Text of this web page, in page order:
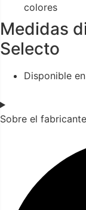
colores
Medidas
Selecto
Disponible
Sobre el fabricante